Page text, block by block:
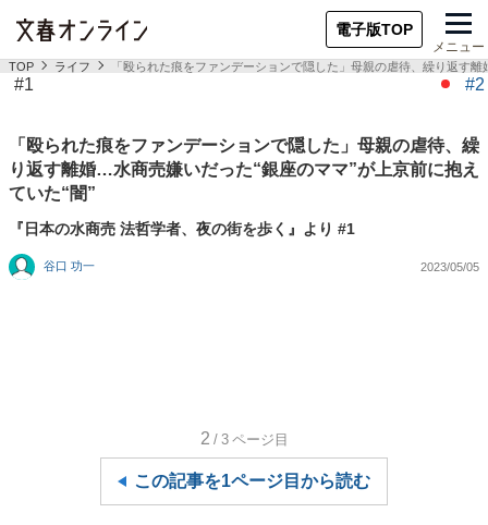
電子版TOP
メニュー
TOP ライフ 「殴られた痕をファンデーションで隠した」母親の虐待、繰り返す
#1 #2
「殴られた痕をファンデーションで隠した」母親の虐待、繰
り返す離婚…水商売嫌いだった“銀座のママ”が上京前に抱え
ていた“闇”
『日本の水商売 法哲学者、夜の街を歩く』より #1
谷口 功一 2023/05/05
2 /3 ページ目
この記事を1ページ目から読む